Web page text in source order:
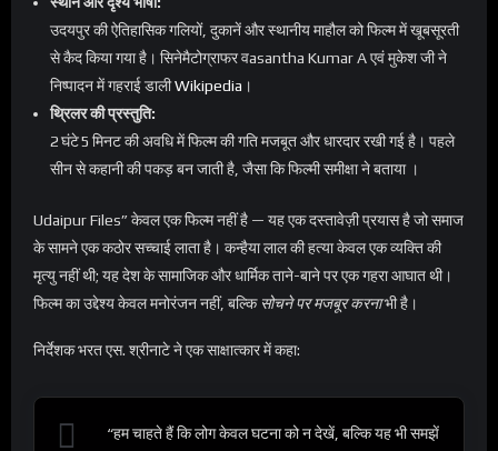
उदयपुर की ऐतिहासिक गलियों, दुकानें और स्थानीय माहौल को फिल्म में खूबसूरती
से कैद किया गया है। सिनेमैटोग्राफर वasantha Kumar A एवं मुकेश जी ने
निष्पादन में गहराई डालीWikipedia ।
थ्रिलर की प्रस्तुति:
2 घंटे 5 मिनट की अवधि में फिल्म की गति मजबूत और धारदार रखी गई है। पहले
सीन से कहानी की पकड़ बन जाती है, जैसा कि फिल्मी समीक्षा ने बताया ।
Udaipur Files” केवल एक फिल्म नहीं है — यह एक दस्तावेज़ी प्रयास है जो समाज
के सामने एक कठोर सच्चाई लाता है। कन्हैया लाल की हत्या केवल एक व्यक्ति की
मृत्यु नहीं थी; यह देश के सामाजिक और धार्मिक ताने-बाने पर एक गहरा आघात थी।
फिल्म का उद्देश्य केवल मनोरंजन नहीं, बल्कि सोचने पर मजबूर करनाभी है।
निर्देशक भरत एस. श्रीनाटे ने एक साक्षात्कार में कहा:
“हम चाहते हैं कि लोग केवल घटना को न देखें, बल्कि यह भी समझें